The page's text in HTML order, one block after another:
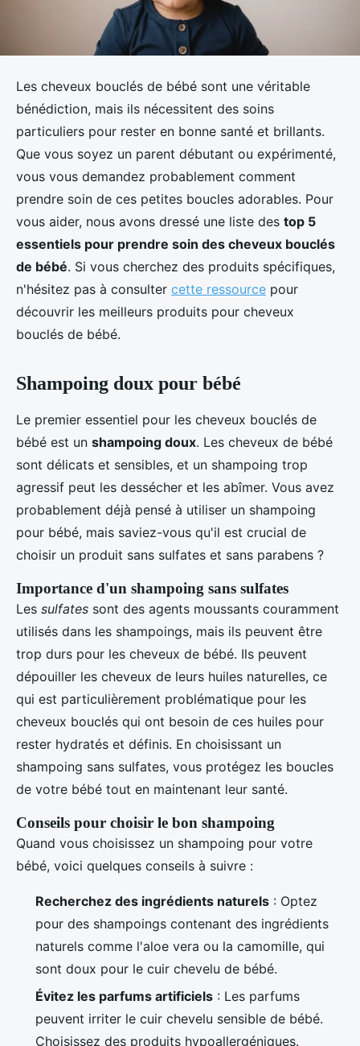
Les cheveux bouclés de bébé sont une véritable
bénédiction, mais ils nécessitent des soins
particuliers pour rester en bonne santé et brillants.
Que vous soyez un parent débutant ou expérimenté,
vous vous demandez probablement comment
prendre soin de ces petites boucles adorables. Pour
vous aider, nous avons dressé une liste des top 5
essentiels pour prendre soin des cheveux bouclés
de bébé. Si vous cherchez des produits spécifiques,
n'hésitez pas à consulter cette ressource pour
découvrir les meilleurs produits pour cheveux
bouclés de bébé.
Shampoing doux pour bébé
Le premier essentiel pour les cheveux bouclés de
bébé est un shampoing doux. Les cheveux de bébé
sont délicats et sensibles, et un shampoing trop
agressif peut les dessécher et les abîmer. Vous avez
probablement déjà pensé à utiliser un shampoing
pour bébé, mais saviez-vous qu'il est crucial de
choisir un produit sans sulfates et sans parabens ?
Importance d'un shampoing sans sulfates
Les sulfates sont des agents moussants couramment
utilisés dans les shampoings, mais ils peuvent être
trop durs pour les cheveux de bébé. Ils peuvent
dépouiller les cheveux de leurs huiles naturelles, ce
qui est particulièrement problématique pour les
cheveux bouclés qui ont besoin de ces huiles pour
rester hydratés et définis. En choisissant un
shampoing sans sulfates, vous protégez les boucles
de votre bébé tout en maintenant leur santé.
Conseils pour choisir le bon shampoing
Quand vous choisissez un shampoing pour votre
bébé, voici quelques conseils à suivre :
Recherchez des ingrédients naturels : Optez
pour des shampoings contenant des ingrédients
naturels comme l'aloe vera ou la camomille, qui
sont doux pour le cuir chevelu de bébé.
Évitez les parfums artificiels : Les parfums
peuvent irriter le cuir chevelu sensible de bébé.
Choisissez des produits hypoallergéniques.